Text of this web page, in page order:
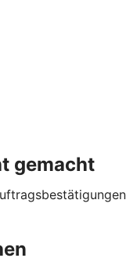
gemacht